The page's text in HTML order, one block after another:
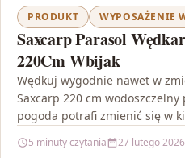
PRODUKT WYPOSAŻENIE
Saxcarp Parasol
220Cm Wbijak
Wędkuj wygodnie nawet w
Saxcarp 220 cm
pogoda potrafi zmienić się w
5 minuty czytania 27 lutego 2026